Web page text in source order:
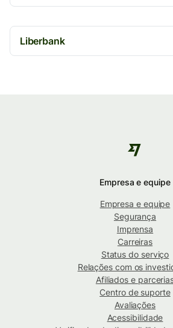
Liberbank
Empresa e equipe
Empresa e equipe
Segurança
Imprensa
Carreiras
Status do serviço
Relações com os
Afiliados e
Centro de suporte
Avaliações
Acessibilidade